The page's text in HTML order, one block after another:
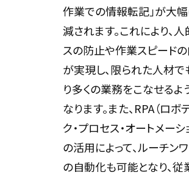
作業での情報転記」が大
減されます。これにより、人
スの防止や作業スピード
が実現し、限られた人材で
り多くの業務をこなせるよ
なります。また、RPA（ロボ
ク・プロセス・オートメーシ
の活用によって、ルーチン
の自動化も可能となり、従